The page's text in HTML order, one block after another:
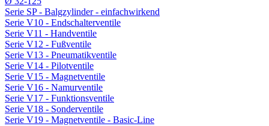
Serie SP - Balgzylinder - einfachwirkend
Serie V10 - Endschalterventile
Serie V11 - Handventile
Serie V12 - Fußventile
Serie V13 - Pneumatikventile
Serie V14 - Pilotventile
Serie V15 - Magnetventile
Serie V16 - Namurventile
Serie V17 - Funktionsventile
Serie V18 - Sonderventile
Serie V19 - Magnetventile - Basic-Line